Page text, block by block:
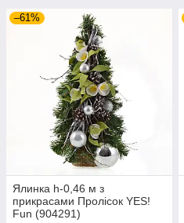
–61%
Ялинка h-0,46 м з
прикрасами Пролісок YES!
Fun (904291)